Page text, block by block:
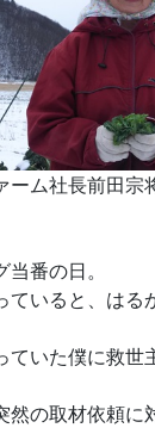
ーム社長前田宗
番の日。
ていると、はる
ていた僕に救世
然の取材依頼に